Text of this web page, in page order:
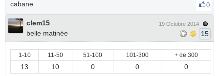
cabane
0
clem15
belle matinée
19 Octobre 2014
15
1-10 11-50 51-100 101-300 + de 300
13 10 0 0 0